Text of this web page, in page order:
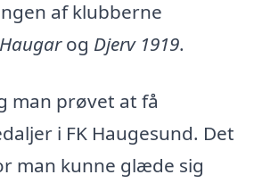
af klubberne
og Djerv 1919.
man prøvet at få
i FK Haugesund. Det
man kunne glæde sig